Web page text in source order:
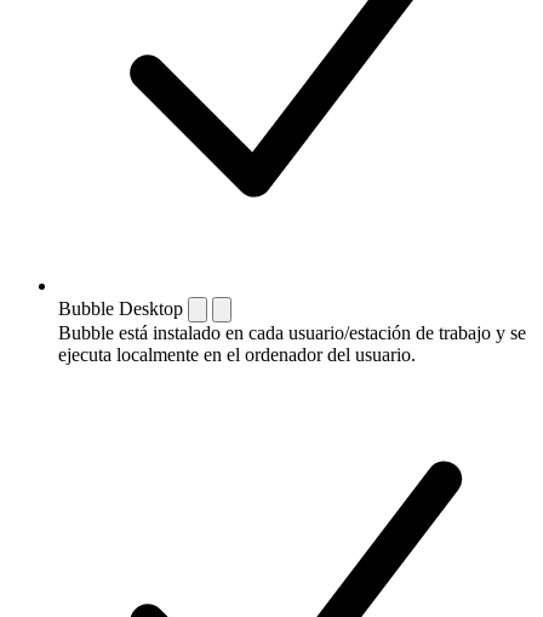
Bubble Desktop
Bubble está instalado en cada usuario/estación de trabajo y se
ejecuta localmente en el ordenador del usuario.